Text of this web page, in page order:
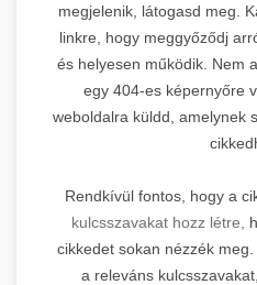
megjelenik, látogasd meg.
linkre, hogy meggyőződj
és helyesen működik. Nem
egy 404-es képernyőre
weboldalra küldd, amelynek
Rendkívül fontos, hogy a
kulcsszavakat hozz létre,
cikkedet sokan nézzék
a releváns